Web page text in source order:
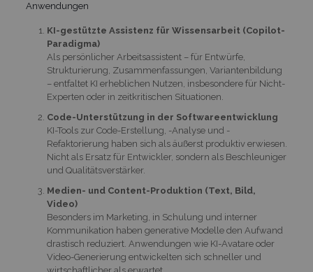
Anwendungen
KI-gestützte Assistenz für Wissensarbeit (Copilot-
Paradigma)
Als persönlicher Arbeitsassistent – für Entwürfe,
Strukturierung, Zusammenfassungen, Variantenbildung
– entfaltet KI erheblichen Nutzen, insbesondere für Nicht-
Experten oder in zeitkritischen Situationen.
Code-Unterstützung in der Softwareentwicklung
KI-Tools zur Code-Erstellung, -Analyse und -
Refaktorierung haben sich als äußerst produktiv erwiesen.
Nicht als Ersatz für Entwickler, sondern als Beschleuniger
und Qualitätsverstärker.
Medien- und Content-Produktion (Text, Bild,
Video)
Besonders im Marketing, in Schulung und interner
Kommunikation haben generative Modelle den Aufwand
drastisch reduziert. Anwendungen wie KI-Avatare oder
Video-Generierung entwickelten sich schneller und